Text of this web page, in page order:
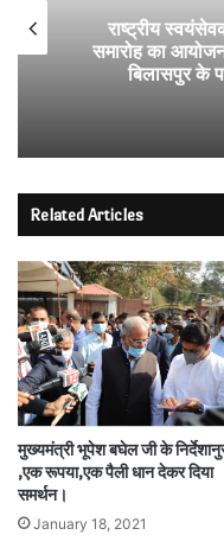
राष्ट्रीय
समारोह का
बिलासपुर के
Related Articles
मुख्यमंत्री भूपेश बघेल जी के
,एक रूपया,एक पैली धान देकर दिया
समर्थन।
January 18, 2021